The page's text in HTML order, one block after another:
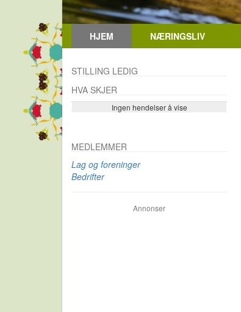
HJEM NÆRINGSLIV
STILLING LEDIG
HVA SKJER
Ingen hendelser å vise
Se flere…
MEDLEMMER
Lag og foreninger
Bedrifter
Annonser